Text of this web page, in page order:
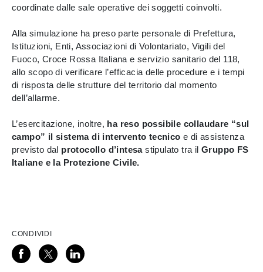
coordinate dalle sale operative dei soggetti coinvolti.
Alla simulazione ha preso parte personale di Prefettura,
Istituzioni, Enti, Associazioni di Volontariato, Vigili del
Fuoco, Croce Rossa Italiana e servizio sanitario del 118,
allo scopo di verificare l’efficacia delle procedure e i tempi
di risposta delle strutture del territorio dal momento
dell’allarme.
L’esercitazione, inoltre, ha reso possibile collaudare “sul
campo” il sistema di intervento tecnico e di assistenza
previsto dal protocollo d’intesastipulato tra ilGruppo FS
Italiane e la Protezione Civile.
CONDIVIDI